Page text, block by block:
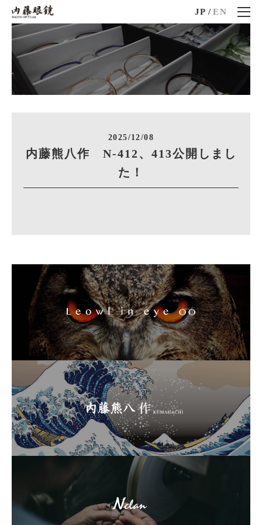
JP /EN
2025/12/08
内藤熊八作 N-412、413公開しまし
た！